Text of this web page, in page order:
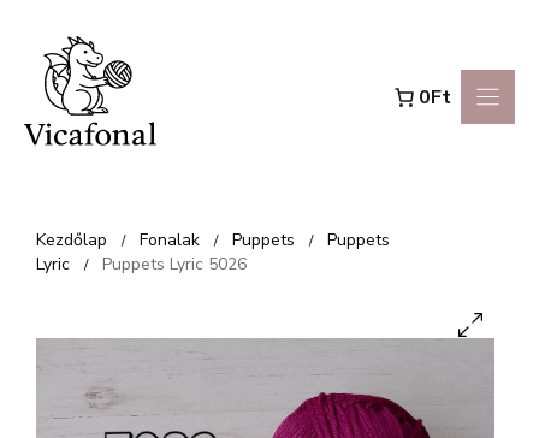
Kilépés
tartalomba
0Ft
Kezdőlap / Fonalak / Puppets /
Puppets
Lyric
/ Puppets Lyric 5026